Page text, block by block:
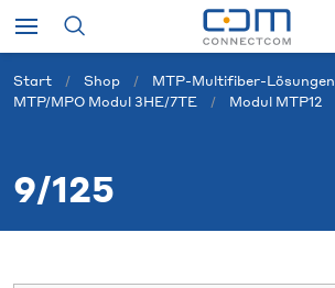
Start Shop
MTP-Multifiber-Lösungen
MTP/MPO Modul 3HE/7TE
Modul MTP12
9/125